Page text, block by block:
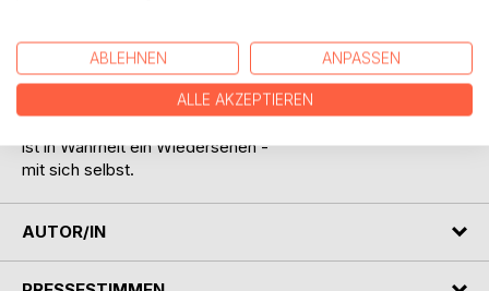
BESCHREIBUNG
Was einst als Pakt erschien,
ist in Wahrheit ein Wiedersehen -
mit sich selbst.
AUTOR/IN
ABLEHNEN ANPASSEN
ALLE AKZEPTIEREN